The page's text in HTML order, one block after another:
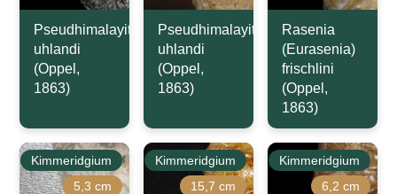
Pseudhimalayites
uhlandi
(Oppel,
1863)
Pseudhimalayites
uhlandi
(Oppel,
1863)
Rasenia
(Eurasenia)
frischlini
(Oppel,
1863)
Kimmeridgium
5,3 cm
Kimmeridgium
15,7 cm
Kimmeridgium
6,2 cm